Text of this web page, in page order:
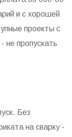
и с хорошей
проекты с
не пропускать
Без
на сварку -